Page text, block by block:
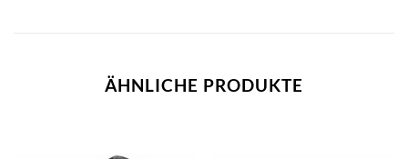
ÄHNLICHE PRODUKTE